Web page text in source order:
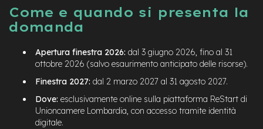
Come e quando si presenta la
domanda
Apertura finestra 2026: dal 3 giugno 2026, fino al 31
ottobre 2026 (salvo esaurimento anticipato delle risorse).
Finestra 2027: dal 2 marzo 2027 al 31 agosto 2027.
Dove: esclusivamente online sulla piattaforma ReStart di
Unioncamere Lombardia, con accesso tramite identità
digitale.